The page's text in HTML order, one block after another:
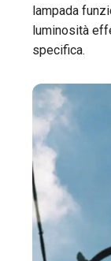
lampada
luminosità
specifica.